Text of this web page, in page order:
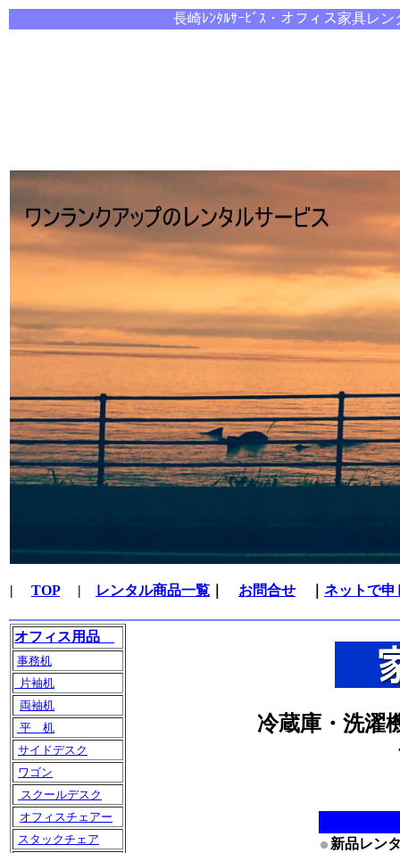
長崎ﾚﾝﾀﾙｻｰﾋﾞｽ・オ フィス家具レ
| TOP| レンタル商品一覧 お問合せ ネットで申
オフィス用品
事務机
片袖机
両袖机
平 机
サイドデスク
ワゴン
スクールデスク
オフィスチェアー
スタックチェア
冷蔵庫・洗濯
新品レン